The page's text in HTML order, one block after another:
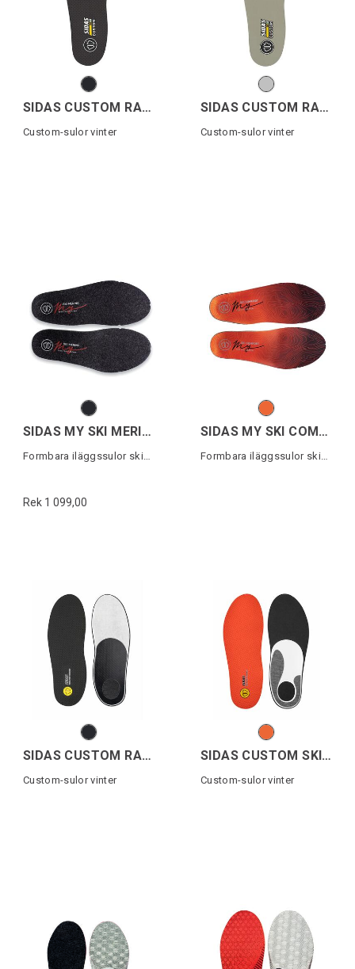
SIDAS CUSTOM RACE 2
Custom-sulor vinter
SIDAS CUSTOM RACE 1
Custom-sulor vinter
SIDAS MY SKI MERINO
Formbara iläggssulor skidåkning
Rek 1 099,00
SIDAS MY SKI COMFORT
Formbara iläggssulor skidåkning
SIDAS CUSTOM RACE CARB.TOURING
Custom-sulor vinter
SIDAS CUSTOM SKI TOURING
Custom-sulor vinter